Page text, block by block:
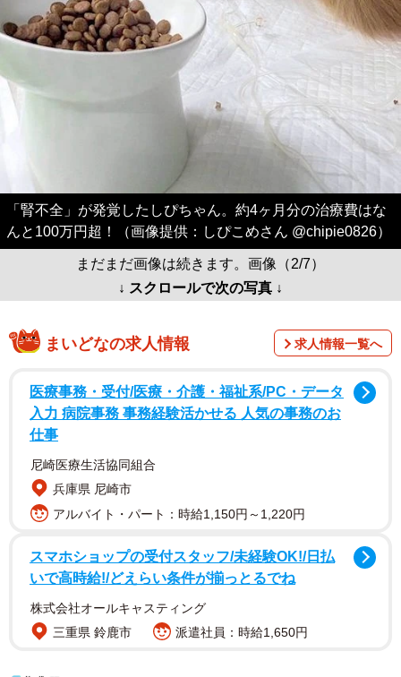
「腎不全」が発覚したしぴちゃん。約4ヶ月分の治療費はな
んと100万円超！（画像提供：しぴこめさん @chipie0826）
まだまだ画像は続きます。画像（2/7）
↓ スクロールで次の写真 ↓
まいどなの求人情報 求人情報一覧へ
医療事務・受付/医療・介護・福祉系/PC・データ
入力 病院事務 事務経験活かせる 人気の事務のお
仕事
尼崎医療生活協同組合
兵庫県 尼崎市
アルバイト・パート：時給1,150円～1,220円
スマホショップの受付スタッフ/未経験OK!/日払
いで高時給!/どえらい条件が揃っとるでね
株式会社オールキャスティング
三重県 鈴鹿市
派遣社員：時給1,650円